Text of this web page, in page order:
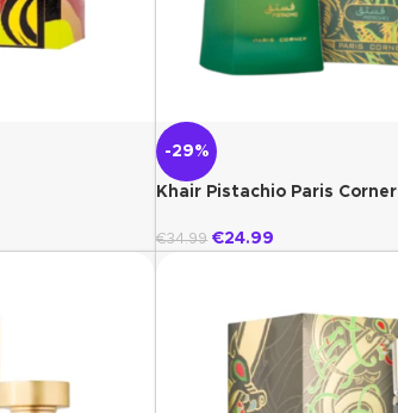
-29%
Khair Pistachio Paris Corner
€34.99 €24.99